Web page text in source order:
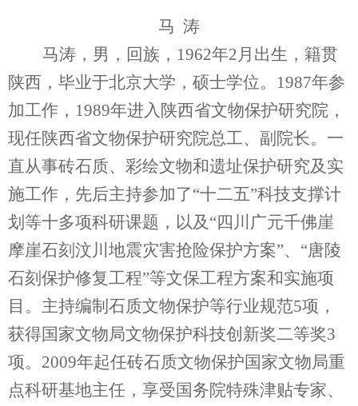
马 涛
马涛，男，回族，1962年2月出生，籍贯
陕西，毕业于北京大学，硕士学位。1987年参
加工作，1989年进入陕西省文物保护研究院，
现任陕西省文物保护研究院总工、副院长。一
直从事砖石质、彩绘文物和遗址保护研究及实
施工作，先后主持参加了“十二五”科技支撑计
划等十多项科研课题，以及“四川广元千佛崖
摩崖石刻汶川地震灾害抢险保护方案”、“唐陵
石刻保护修复工程”等文保工程方案和实施项
目。主持编制石质文物保护等行业规范5项，
获得国家文物局文物保护科技创新奖二等奖3
项。2009年起任砖石质文物保护国家文物局重
点科研基地主任，享受国务院特殊津贴专家、